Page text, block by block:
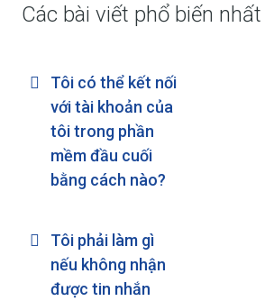
Các bài viết phổ biến nhất
Tôi có thể kết nối
với tài khoản của
tôi trong phần
mềm đầu cuối
bằng cách nào?
Tôi phải làm gì
nếu không nhận
được tin nhắn